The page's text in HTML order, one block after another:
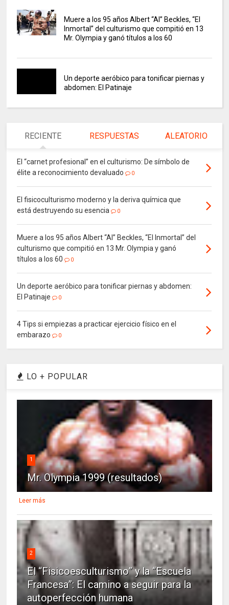
Muere a los 95 años Albert “Al” Beckles, “El
Inmortal” del culturismo que compitió en 13
Mr. Olympia y ganó títulos a los 60
Un deporte aeróbico para tonificar piernas y
abdomen: El Patinaje
RECIENTE RESPUESTAS ALEATORIO
El “carnet profesional” en el culturismo: De símbolo de
élite a reconocimiento devaluado
0
El fisicoculturismo moderno y la deriva química que
está destruyendo su esencia
0
Muere a los 95 años Albert “Al” Beckles, “El Inmortal” del
culturismo que compitió en 13 Mr. Olympia y ganó
títulos a los 60
0
Un deporte aeróbico para tonificar piernas y abdomen:
El Patinaje
0
4 Tips si empiezas a practicar ejercicio físico en el
embarazo
0
LO + POPULAR
1
Mr. Olympia 1999 (resultados)
Leer más
2
El “Fisicoesculturismo” y la “Escuela
Francesa”: El camino a seguir para la
autoperfección humana